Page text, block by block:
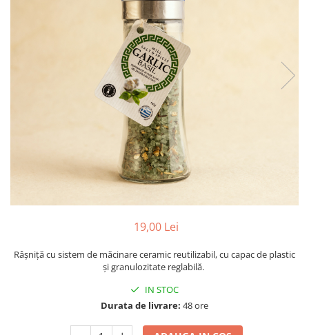
CREME ȘI PASTE TARTINABILE
CIOCOLATĂ ȘI CACAO
REMEDII NATURISTE
19,00 Lei
Râșniță cu sistem de măcinare ceramic reutilizabil, cu capac de plastic
și granulozitate reglabilă.
IN STOC
Durata de livrare: 48 ore